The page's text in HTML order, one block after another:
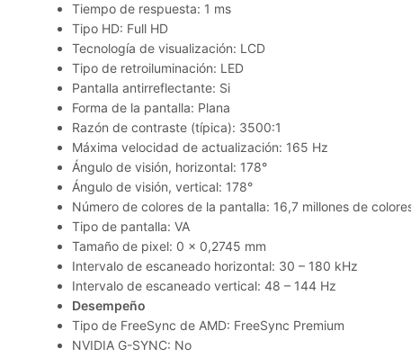
Tiempo de respuesta: 1 ms
Tipo HD: Full HD
Tecnología de visualización: LCD
Tipo de retroiluminación: LED
Pantalla antirreflectante: Si
Forma de la pantalla: Plana
Razón de contraste (típica): 3500:1
Máxima velocidad de actualización: 165 Hz
Ángulo de visión, horizontal: 178°
Ángulo de visión, vertical: 178°
Número de colores de la pantalla: 16,7 millones de
Tipo de pantalla: VA
Tamaño de pixel: 0 x 0,2745 mm
Intervalo de escaneado horizontal: 30 – 180 kHz
Intervalo de escaneado vertical: 48 – 144 Hz
Desempeño
Tipo de FreeSync de AMD: FreeSync Premium
NVIDIA G-SYNC: No